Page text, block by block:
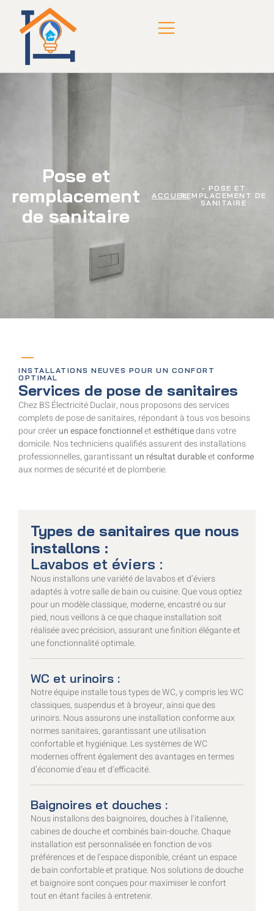
Pose et
remplacement
de sanitaire
ACCUEIL
- POSE ET
REMPLACEMENT DE
SANITAIRE
INSTALLATIONS NEUVES POUR UN CONFORT
OPTIMAL
Services de pose de sanitaires
Chez BS Électricité Duclair, nous proposons des services
complets de pose de sanitaires, répondant à tous vos besoins
pour créerun espace fonctionneletesthétiquedans votre
domicile. Nos techniciens qualifiés assurent des installations
professionnelles, garantissant un résultat durableetconforme
aux normes de sécurité et de plomberie.
Types de sanitaires que nous
installons :
Lavabos et éviers :
Nous installons une variété de lavabos et d’éviers
adaptés à votre salle de bain ou cuisine. Que vous optiez
pour un modèle classique, moderne, encastré ou sur
pied, nous veillons à ce que chaque installation soit
réalisée avec précision, assurant une finition élégante et
une fonctionnalité optimale.
WC et urinoirs :
Notre équipe installe tous types de WC, y compris les WC
classiques, suspendus et à broyeur, ainsi que des
urinoirs. Nous assurons une installation conforme aux
normes sanitaires, garantissant une utilisation
confortable et hygiénique. Les systèmes de WC
modernes offrent également des avantages en termes
d’économie d’eau et d’efficacité.
Baignoires et douches :
Nous installons des baignoires, douches à l’italienne,
cabines de douche et combinés bain-douche. Chaque
installation est personnalisée en fonction de vos
préférences et de l’espace disponible, créant un espace
de bain confortable et pratique. Nos solutions de douche
et baignoire sont conçues pour maximiser le confort
tout en étant faciles à entretenir.